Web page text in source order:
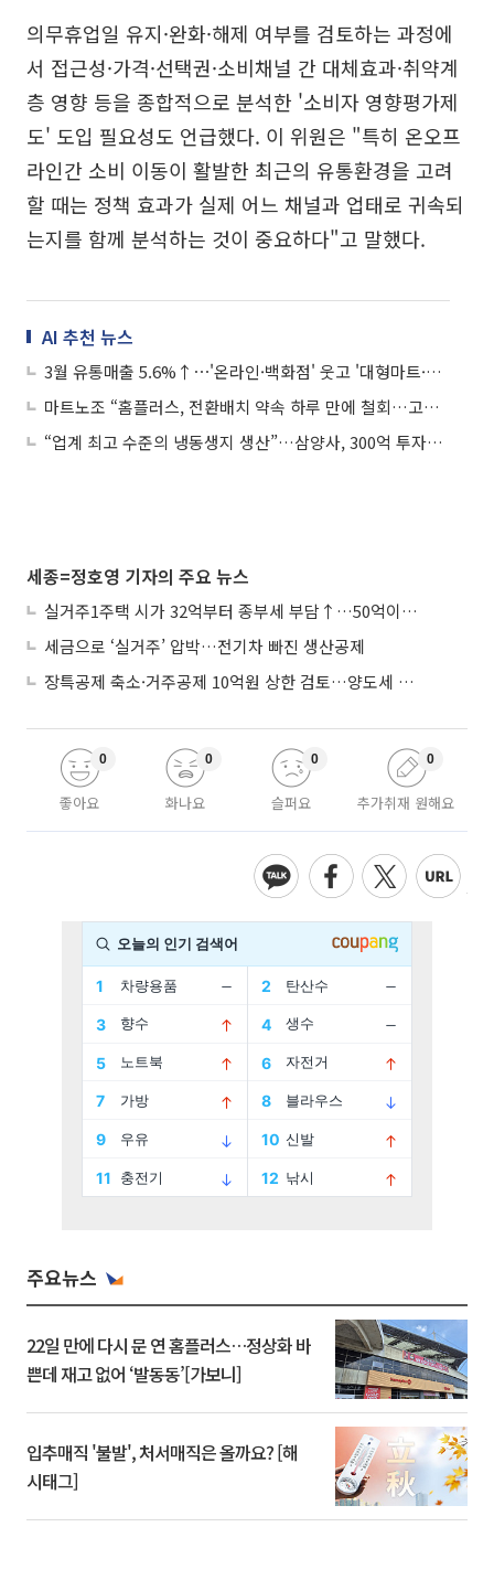
의무휴업일 유지·완화·해제 여부를 검토하는 과정에
서 접근성·가격·선택권·소비채널 간 대체효과·취약계
층 영향 등을 종합적으로 분석한 '소비자 영향평가제
도' 도입 필요성도 언급했다. 이 위원은 "특히 온오프
라인간 소비 이동이 활발한 최근의 유통환경을 고려
할 때는 정책 효과가 실제 어느 채널과 업태로 귀속되
는지를 함께 분석하는 것이 중요하다"고 말했다.
AI 추천 뉴스
3월 유통매출 5.6%↑⋯'온라인·백화점' 웃고 '대형마트·SSM' 울고
마트노조 “홈플러스, 전환배치 약속 하루 만에 철회…고용유지 사기극”
“업계 최고 수준의 냉동생지 생산”…삼양사, 300억 투자해 인천2공장 증설
세종=정호영 기자의 주요 뉴스
실거주1주택 시가 32억부터 종부세 부담↑…50억이면 454→979만원
세금으로 ‘실거주’ 압박…전기차 빠진 생산공제
장특공제 축소·거주공제 10억원 상한 검토…양도세 실거주 중심 개편
좋아요
0
화나요
0
슬퍼요
0
추가취재 원해요
0
주요뉴스
22일 만에 다시 문 연 홈플러스…정상화 바
쁜데 재고 없어 ‘발동동’[가보니]
입추매직 '불발', 처서매직은 올까요? [해
시태그]